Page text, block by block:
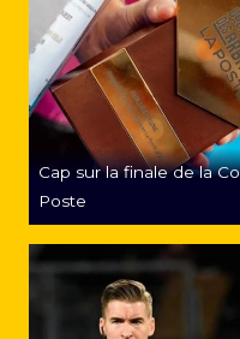
Cap sur la finale de la
Poste